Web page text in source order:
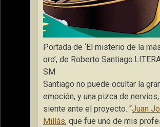
Portada de ‘El misterio de la
oro’, de Roberto Santiago.
SM
Santiago no puede ocultar la
emoción, y una pizca de
siente ante el proyecto. “Juan
Millás, que fue uno de mis